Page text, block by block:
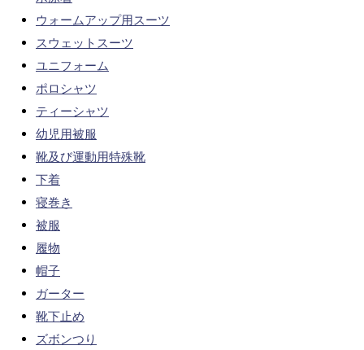
ウォームアップ用スーツ
スウェットスーツ
ユニフォーム
ポロシャツ
ティーシャツ
幼児用被服
靴及び運動用特殊靴
下着
寝巻き
被服
履物
帽子
ガーター
靴下止め
ズボンつり